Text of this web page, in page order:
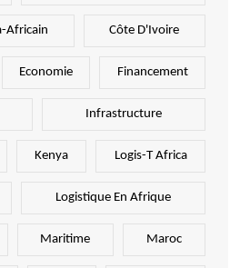
Africain Côte D'Ivoire
Economie Financement
Infrastructure
Kenya Logis-T Africa
Logistique En Afrique
Maritime Maroc